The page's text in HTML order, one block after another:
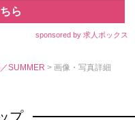
ら
sponsored by 求人ボックス
SUMMER> 画像・写真詳細
プ